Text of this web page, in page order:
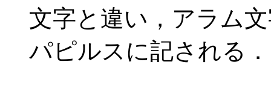
文字と違い，アラム
パピルスに記される．